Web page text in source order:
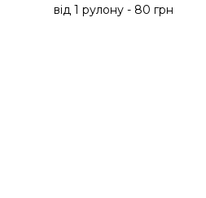
від 1 рулону - 80 грн